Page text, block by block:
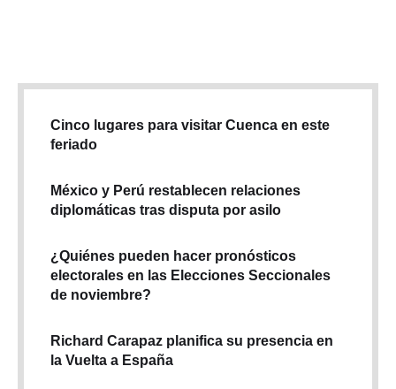
Cinco lugares para visitar Cuenca en este
feriado
México y Perú restablecen relaciones
diplomáticas tras disputa por asilo
¿Quiénes pueden hacer pronósticos
electorales en las Elecciones Seccionales
de noviembre?
Richard Carapaz planifica su presencia en
la Vuelta a España